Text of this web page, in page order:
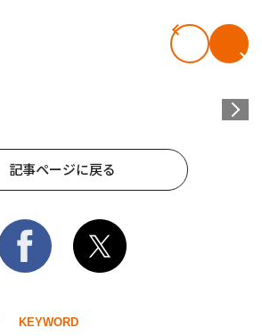
記事ページに戻る
KEYWORD